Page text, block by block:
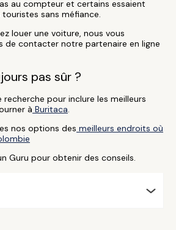
au compteur et certains essaient
sans méfiance.
louer une voiture, nous vous
de contacter notre partenaire en ligne
pas sûr ?
recherche pour inclure les meilleurs
à Buritaca.
nos options des meilleurs endroits où
Guru pour obtenir des conseils.